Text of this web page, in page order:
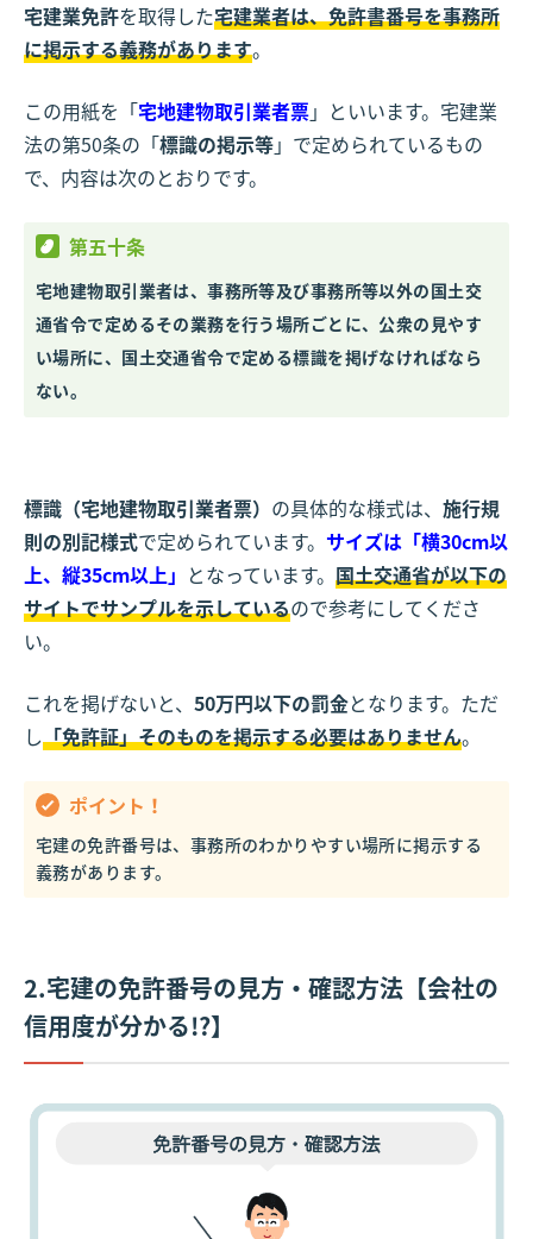
宅建業免許を取得した宅建業者は、免許書番号を事務所
に掲示する義務があります。
この用紙を「宅地建物取引業者票」といいます。宅建業
法の第50条の「標識の掲示等」で定められているもの
で、内容は次のとおりです。
第五十条
宅地建物取引業者は、事務所等及び事務所等以外の国土交
通省令で定めるその業務を行う場所ごとに、公衆の見やす
い場所に、国土交通省令で定める標識を掲げなければなら
ない。
標識（宅地建物取引業者票） の具体的な様式は、 施行規
則の別記様式で定められています。 サイズは「横30cm以
上、縦35cm以上」 となっています。 国土交通省が以下の
サイトでサンプルを示しているので参考にしてくださ
い。
これを掲げないと、 50万円以下の罰金となります。ただ
し「免許証」そのものを掲示する必要はありません。
ポイント！
宅建の免許番号は、事務所のわかりやすい場所に掲示する
義務があります。
2.宅建の免許番号の見方・確認方法【会社の
信用度が分かる!?】